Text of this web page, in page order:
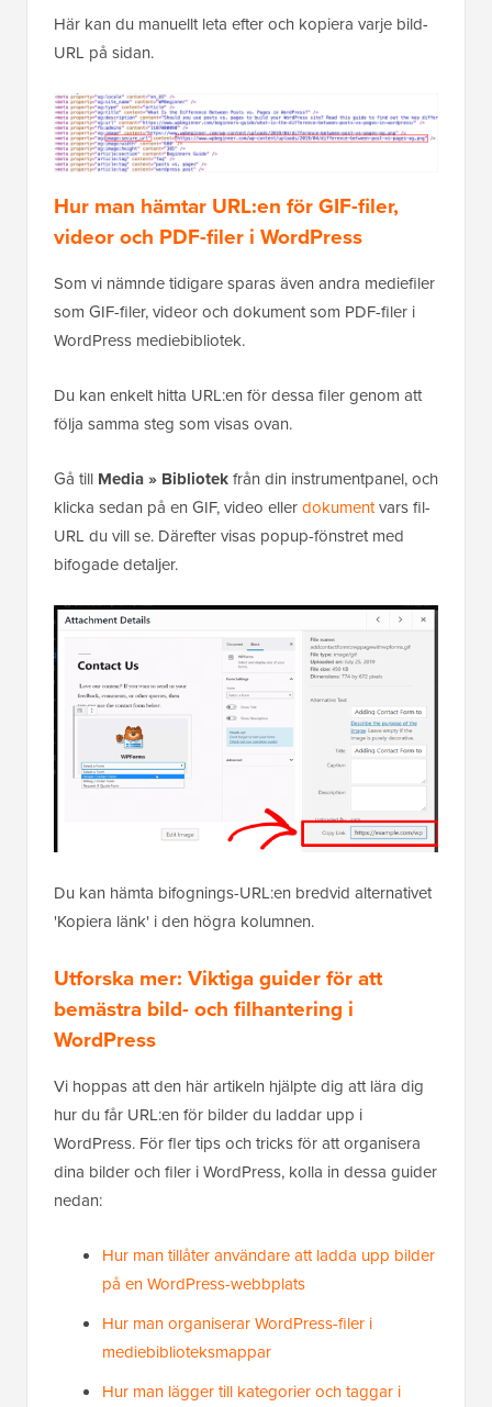
Här kan du manuellt leta efter och kopiera varje bild-
URL på sidan.
Hur man hämtar URL:en för GIF-filer,
videor och PDF-filer i WordPress
Som vi nämnde tidigare sparas även andra mediefiler
som GIF-filer, videor och dokument som PDF-filer i
WordPress mediebibliotek.
Du kan enkelt hitta URL:en för dessa filer genom att
följa samma steg som visas ovan.
Gå till Media » Bibliotekfrån din instrumentpanel, och
klicka sedan på en GIF, video ellerdokumentvars fil-
URL du vill se. Därefter visas popup-fönstret med
bifogade detaljer.
Du kan hämta bifognings-URL:en bredvid alternativet
'Kopiera länk' i den högra kolumnen.
Utforska mer: Viktiga guider för att
bemästra bild- och filhantering i
WordPress
Vi hoppas att den här artikeln hjälpte dig att lära dig
hur du får URL:en för bilder du laddar upp i
WordPress. För fler tips och tricks för att organisera
dina bilder och filer i WordPress, kolla in dessa guider
nedan:
Hur man tillåter användare att ladda upp bilder
på en WordPress-webbplats
Hur man organiserar WordPress-filer i
mediebiblioteksmappar
Hur man lägger till kategorier och taggar i